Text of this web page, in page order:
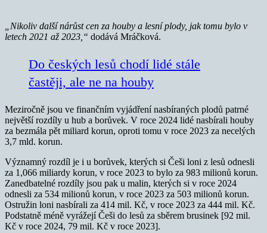
„Nikoliv další nárůst cen za houby a lesní plody, jak tomu bylo v
letech 2021 až 2023,“ dodává Mráčková.
Do českých lesů chodí lidé stále
častěji, ale ne na houby
Meziročně jsou ve finančním vyjádření nasbíraných plodů patrné
největší rozdíly u hub a borůvek. V roce 2024 lidé nasbírali houby
za bezmála pět miliard korun, oproti tomu v roce 2023 za necelých
3,7 mld. korun.
Významný rozdíl je i u borůvek, kterých si Češi loni z lesů odnesli
za 1,066 miliardy korun, v roce 2023 to bylo za 983 milionů korun.
Zanedbatelné rozdíly jsou pak u malin, kterých si v roce 2024
odnesli za 534 milionů korun, v roce 2023 za 503 milionů korun.
Ostružin loni nasbírali za 414 mil. Kč, v roce 2023 za 444 mil. Kč.
Podstatně méně vyrážejí Češi do lesů za sběrem brusinek [92 mil.
Kč v roce 2024, 79 mil. Kč v roce 2023].